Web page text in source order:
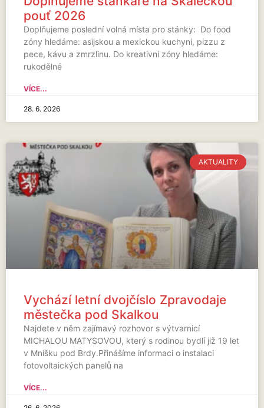
pouť 2026
Doplňujeme poslední volná místa pro stánky: Do food
zóny hledáme: asijskou a mexickou kuchyni, pizzu z
pece, kávu a zmrzlinu. Do kreativní zóny hledáme:
rukodělné
VÍCE...
28. 6. 2026
AKTUALITY
Vychází letní dvojčíslo Zpravodaje
městečka pod Skalkou
Najdete v něm zajímavý rozhovor s výtvarnicí
MICHALOU MATYSOVOU, který s rodinou bydlí již 19 let
v Mníšku pod Brdy.Přinášíme informaci o instalaci
fotovoltaických panelů na
VÍCE...